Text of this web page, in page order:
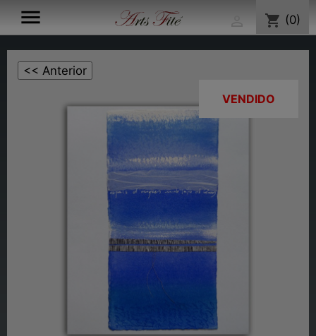
 shopping_cart (0)
VENDIDO